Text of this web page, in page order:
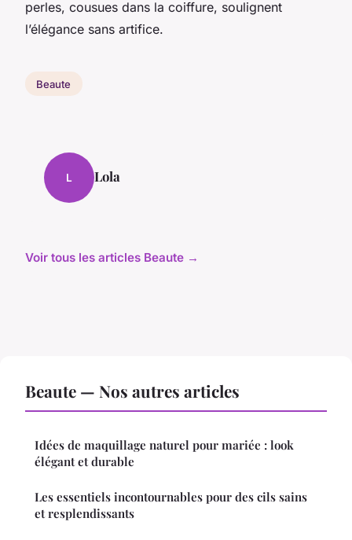
perles, cousues dans la coiffure, soulignent
l’élégance sans artifice.
Beaute
L Lola
Voir tous les articles Beaute →
Beaute — Nos autres articles
Idées de maquillage naturel pour mariée : look
élégant et durable
Les essentiels incontournables pour des cils sains
et resplendissants